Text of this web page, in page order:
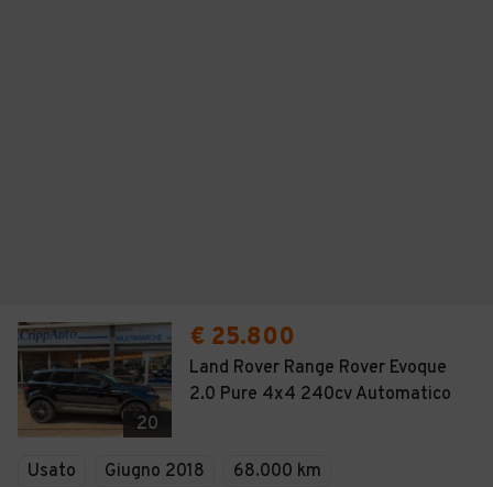
20
€ 25.800
Land Rover Range Rover Evoque
2.0 Pure 4x4 240cv Automatico
Usato Giugno 2018
68.000 km